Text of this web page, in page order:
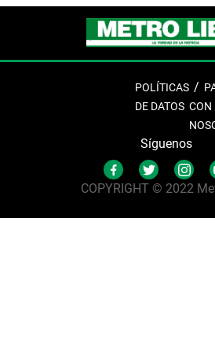
POLÍTICAS
DE DATOS CON
Síguenos
COPYRIGHT © 2022